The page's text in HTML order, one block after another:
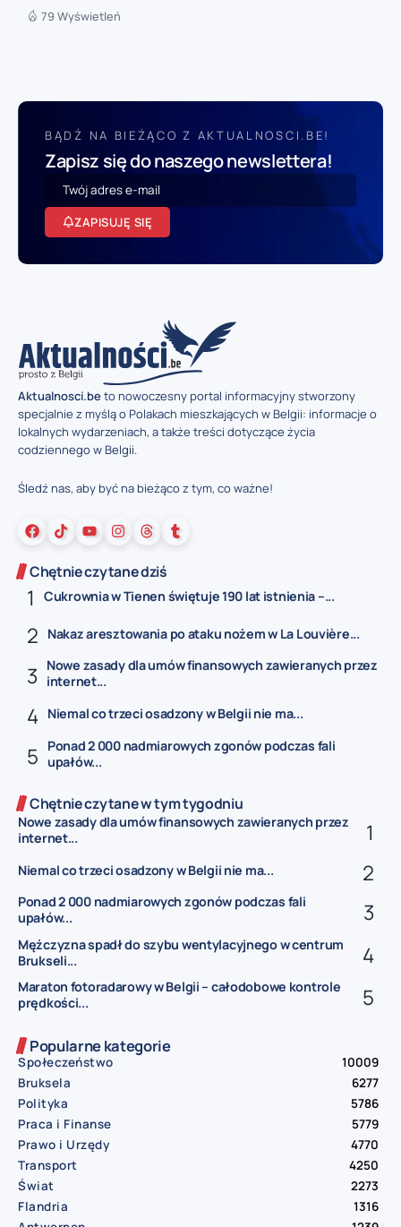
79 Wyświetleń
BĄDŹ NA BIEŻĄCO Z AKTUALNOSCI.BE!
Zapisz się do naszego newslettera!
ZAPISUJĘ SIĘ
Aktualnosci.beto nowoczesny portal informacyjny stworzony
specjalnie z myślą o Polakach mieszkających w Belgii: informacje o
lokalnych wydarzeniach, a także treści dotyczące życia
codziennego w Belgii.
Śledź nas, aby być na bieżąco z tym, co ważne!
Chętnie czytane dziś
Cukrownia w Tienen świętuje 190 lat istnienia –...
Nakaz aresztowania po ataku nożem w La Louvière...
Nowe zasady dla umów finansowych zawieranych przez
internet...
Niemal co trzeci osadzony w Belgii nie ma...
Ponad 2 000 nadmiarowych zgonów podczas fali
upałów...
Chętnie czytane w tym tygodniu
Nowe zasady dla umów finansowych zawieranych przez
internet...
Niemal co trzeci osadzony w Belgii nie ma...
Ponad 2 000 nadmiarowych zgonów podczas fali
upałów...
Mężczyzna spadł do szybu wentylacyjnego w centrum
Brukseli...
Maraton fotoradarowy w Belgii – całodobowe kontrole
prędkości...
Popularne kategorie
Społeczeństwo
10009
Bruksela
6277
Polityka
5786
Praca i Finanse
5779
Prawo i Urzędy
4770
Transport
4250
Świat
2273
Flandria
1316